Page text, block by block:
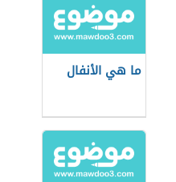
ما هي الأنفال